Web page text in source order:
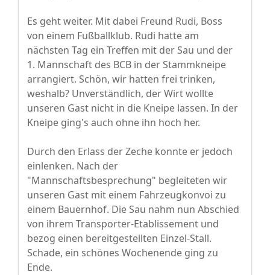
Es geht weiter. Mit dabei Freund Rudi, Boss
von einem Fußballklub. Rudi hatte am
nächsten Tag ein Treffen mit der Sau und der
1. Mannschaft des BCB in der Stammkneipe
arrangiert. Schön, wir hatten frei trinken,
weshalb? Unverständlich, der Wirt wollte
unseren Gast nicht in die Kneipe lassen. In der
Kneipe ging's auch ohne ihn hoch her.
Durch den Erlass der Zeche konnte er jedoch
einlenken. Nach der
"Mannschaftsbesprechung" begleiteten wir
unseren Gast mit einem Fahrzeugkonvoi zu
einem Bauernhof. Die Sau nahm nun Abschied
von ihrem Transporter-Etablissement und
bezog einen bereitgestellten Einzel-Stall.
Schade, ein schönes Wochenende ging zu
Ende.